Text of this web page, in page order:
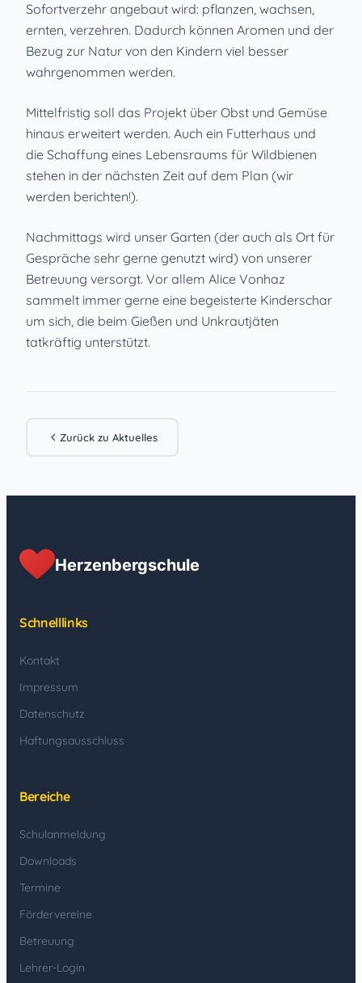
Sofortverzehr angebaut wird: pflanzen, wachsen,
ernten, verzehren. Dadurch können Aromen und der
Bezug zur Natur von den Kindern viel besser
wahrgenommen werden.
Mittelfristig soll das Projekt über Obst und Gemüse
hinaus erweitert werden. Auch ein Futterhaus und
die Schaffung eines Lebensraums für Wildbienen
stehen in der nächsten Zeit auf dem Plan (wir
werden berichten!).
Nachmittags wird unser Garten (der auch als Ort für
Gespräche sehr gerne genutzt wird) von unserer
Betreuung versorgt. Vor allem Alice Vonhaz
sammelt immer gerne eine begeisterte Kinderschar
um sich, die beim Gießen und Unkrautjäten
tatkräftig unterstützt.
Zurück zu Aktuelles
Herzenbergschule
Schnelllinks
Kontakt
Impressum
Datenschutz
Haftungsausschluss
Bereiche
Schulanmeldung
Downloads
Termine
Fördervereine
Betreuung
Lehrer-Login